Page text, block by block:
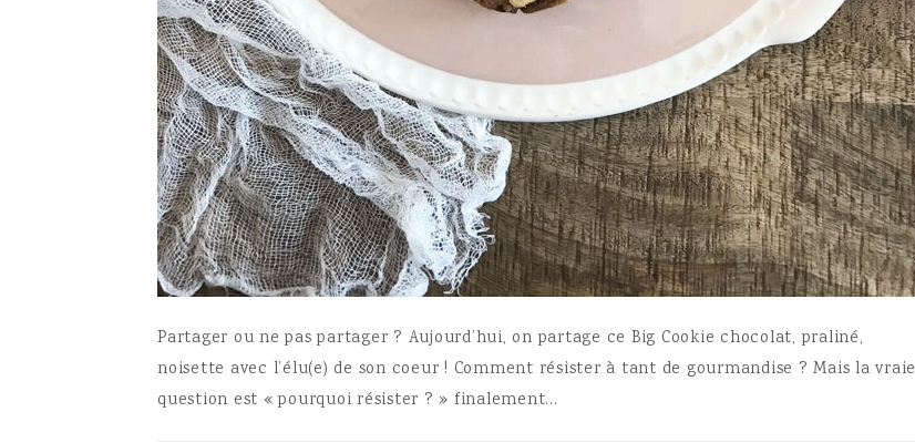
Partager ou ne pas partager ? Aujourd’hui, on partage ce Big Cookie chocolat, praliné,
noisette avec l’élu(e) de son coeur ! Comment résister à tant de gourmandise ? Mais la vraie
question est « pourquoi résister ? » finalement…